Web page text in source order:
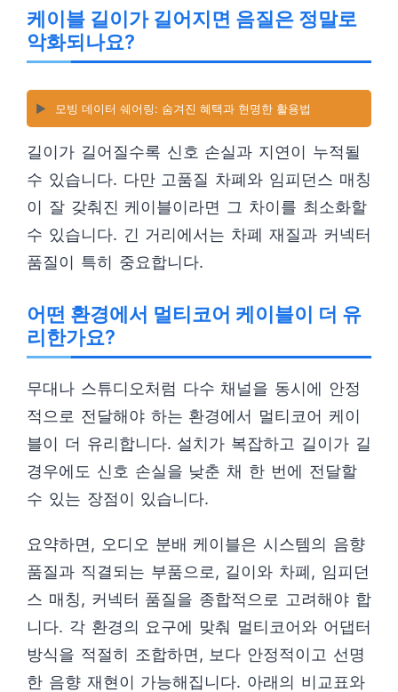
케이블 길이가 길어지면 음질은 정말로
악화되나요?
▶️ 모빙 데이터 쉐어링: 숨겨진 혜택과 현명한 활용법
길이가 길어질수록 신호 손실과 지연이 누적될
수 있습니다. 다만 고품질 차폐와 임피던스 매칭
이 잘 갖춰진 케이블이라면 그 차이를 최소화할
수 있습니다. 긴 거리에서는 차폐 재질과 커넥터
품질이 특히 중요합니다.
어떤 환경에서 멀티코어 케이블이 더 유
리한가요?
무대나 스튜디오처럼 다수 채널을 동시에 안정
적으로 전달해야 하는 환경에서 멀티코어 케이
블이 더 유리합니다. 설치가 복잡하고 길이가 길
경우에도 신호 손실을 낮춘 채 한 번에 전달할
수 있는 장점이 있습니다.
요약하면, 오디오 분배 케이블은 시스템의 음향
품질과 직결되는 부품으로, 길이와 차폐, 임피던
스 매칭, 커넥터 품질을 종합적으로 고려해야 합
니다. 각 환경의 요구에 맞춰 멀티코어와 어댑터
방식을 적절히 조합하면, 보다 안정적이고 선명
한 음향 재현이 가능해집니다. 아래의 비교표와